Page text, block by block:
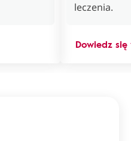
leczenia.
Dowiedz